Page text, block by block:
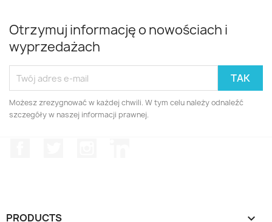
Otrzymuj informację o nowościach i
wyprzedażach
Możesz zrezygnować w każdej chwili. W tym celu należy odnaleźć
szczegóły w naszej informacji prawnej.
PRODUCTS 